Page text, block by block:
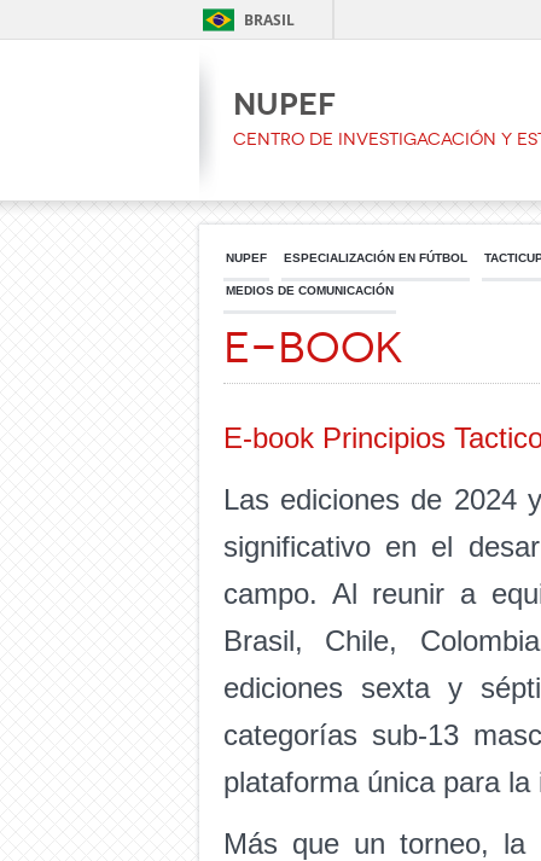
BRASIL
NUPEF
CENTRO DE INVESTIGACACIÓN Y
NUPEF ESPECIALIZACIÓN EN FÚTBOL
MEDIOS DE COMUNICACIÓN
E-book
E-book Principios
Las ediciones de 2024
significativo en el
campo. Al reunir a
Brasil, Chile,
ediciones sexta y
categorías sub-13
plataforma única para
Más que un torneo, la